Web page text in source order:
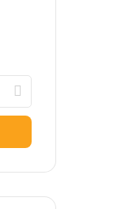
بريدك